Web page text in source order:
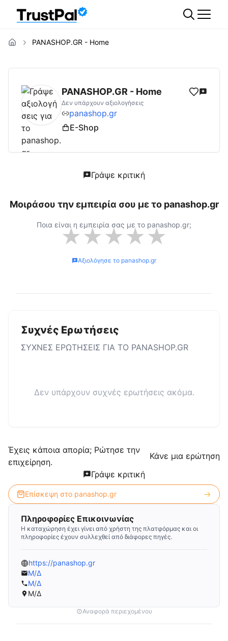
PANASHOP.GR - Home
panashop.grΑξιολογήσεις | Δες
PANASHOP.GR - Home
Δεν υπάρχουν αξιολογήσεις
panashop.gr
E-Shop
Γράψε κριτική
Μοιράσου την εμπειρία σου με το panashop.gr
Ποια είναι η εμπειρία σας με το panashop.gr;
★★★★★
Αξιολόγησε το panashop.gr
Συχνές Ερωτήσεις
ΣΥΧΝΕΣ ΕΡΩΤΗΣΕΙΣ ΓΙΑ ΤΟ PANASHOP.GR
Δεν υπάρχουν συχνές ερωτήσεις ακόμα.
Έχεις κάποια απορία; Ρώτησε την
επιχείρηση.
Κάνε μια ερώτηση
Γράψε κριτική
Επίσκεψη στο panashop.gr
Πληροφορίες Επικοινωνίας
Η καταχώρηση έχει γίνει από χρήστη της πλατφόρμας και οι
πληροφορίες έχουν συλλεχθεί από διάφορες πηγές.
https://panashop.gr
Μ/Δ
Μ/Δ
Μ/Δ
Αναφορά περιεχομένου